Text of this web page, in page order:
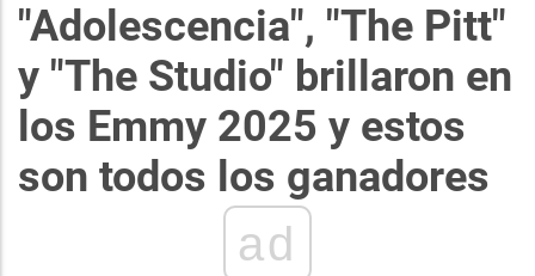
"Adolescencia", "The Pitt"
y "The Studio" brillaron en
los Emmy 2025 y estos
son todos los ganadores
ad